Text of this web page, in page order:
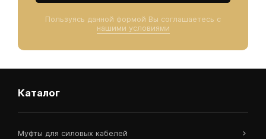
Пользуясь данной формой Вы соглашаетесь с
нашими условиями
Каталог
Муфты для силовых кабелей